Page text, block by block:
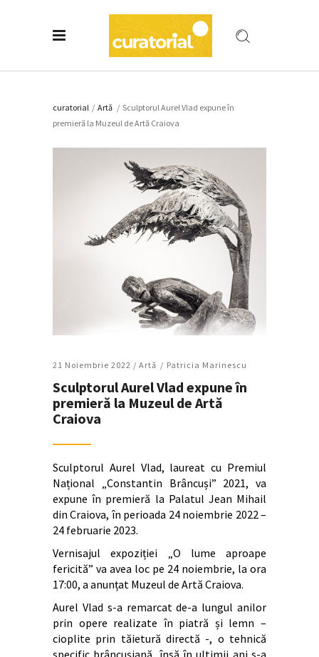
curatorial / Artǎ / Sculptorul Aurel Vlad expune în
premieră la Muzeul de Artă Craiova
21 Noiembrie 2022 / Artǎ Patricia Marinescu
Sculptorul Aurel Vlad expune în
premieră la Muzeul de Artă
Craiova
Sculptorul Aurel Vlad, laureat cu Premiul
Național „Constantin Brâncuși” 2021, va
expune în premieră la Palatul Jean Mihail
din Craiova, în perioada 24 noiembrie 2022 –
24 februarie 2023.
Vernisajul expoziției „O lume aproape
fericită” va avea loc pe 24 noiembrie, la ora
17:00, a anunțat Muzeul de Artă Craiova.
Aurel Vlad s-a remarcat de-a lungul anilor
prin opere realizate în piatră și lemn –
cioplite prin tăietură directă -, o tehnică
specific brâncușiană, însă în ultimii ani s-a